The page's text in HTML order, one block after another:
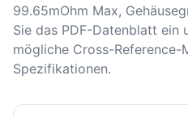
99.65mOhm Max,
Sie das PDF-Datenblatt ein
mögliche Cross-Reference-
Spezifikationen.